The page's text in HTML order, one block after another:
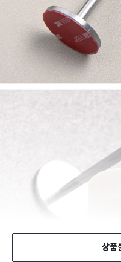
상품